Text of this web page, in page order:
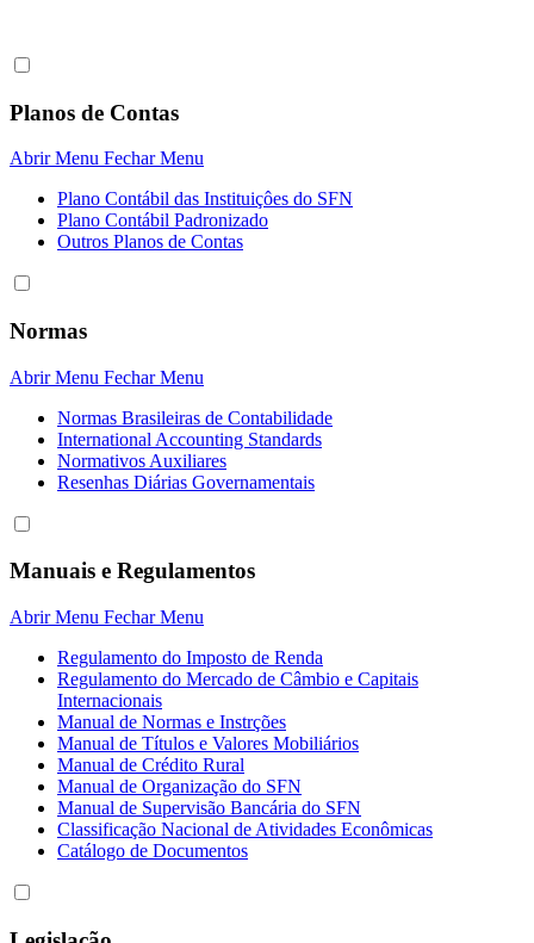
Planos de Contas
Abrir Menu Fechar Menu
Plano Contábil das Instituiçôes do SFN
Plano Contábil Padronizado
Outros Planos de Contas
Normas
Abrir Menu Fechar Menu
Normas Brasileiras de Contabilidade
International Accounting Standards
Normativos Auxiliares
Resenhas Diárias Governamentais
Manuais e Regulamentos
Abrir Menu Fechar Menu
Regulamento do Imposto de Renda
Regulamento do Mercado de Câmbio e Capitais
Internacionais
Manual de Normas e Instrções
Manual de Títulos e Valores Mobiliários
Manual de Crédito Rural
Manual de Organização do SFN
Manual de Supervisão Bancária do SFN
Classificação Nacional de Atividades Econômicas
Catálogo de Documentos